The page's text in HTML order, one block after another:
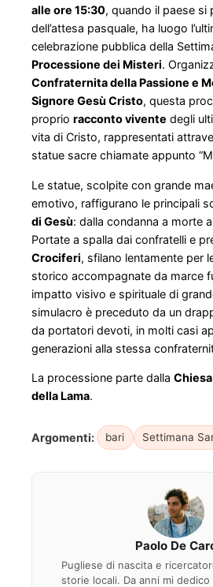
alle ore 15:30, quando il paese si
dell’attesa pasquale, ha luogo
celebrazione pubblica della
Processione dei Misteri.
Confraternita della Passione e
Signore Gesù Cristo, questa
proprio racconto vivente degli
vita di Cristo, rappresentati
statue sacre chiamate appunto
Le statue, scolpite con grande
emotivo, raffigurano le principali
di Gesù: dalla condanna a morte
Portate a spalla dai confratelli e
Crociferi, sfilano lentamente per
storico accompagnate da marce
impatto visivo e spirituale di
simulacro è preceduto da un
da portatori devoti, in molti casi
generazioni alla stessa
La processione parte dalla
della Lama.
Argomenti: bari Settimana
Paolo De
Pugliese di nascita e
storie locali. Da anni mi